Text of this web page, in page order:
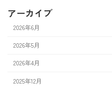
アーカイブ
2026年6月
2026年5月
2026年4月
2025年12月